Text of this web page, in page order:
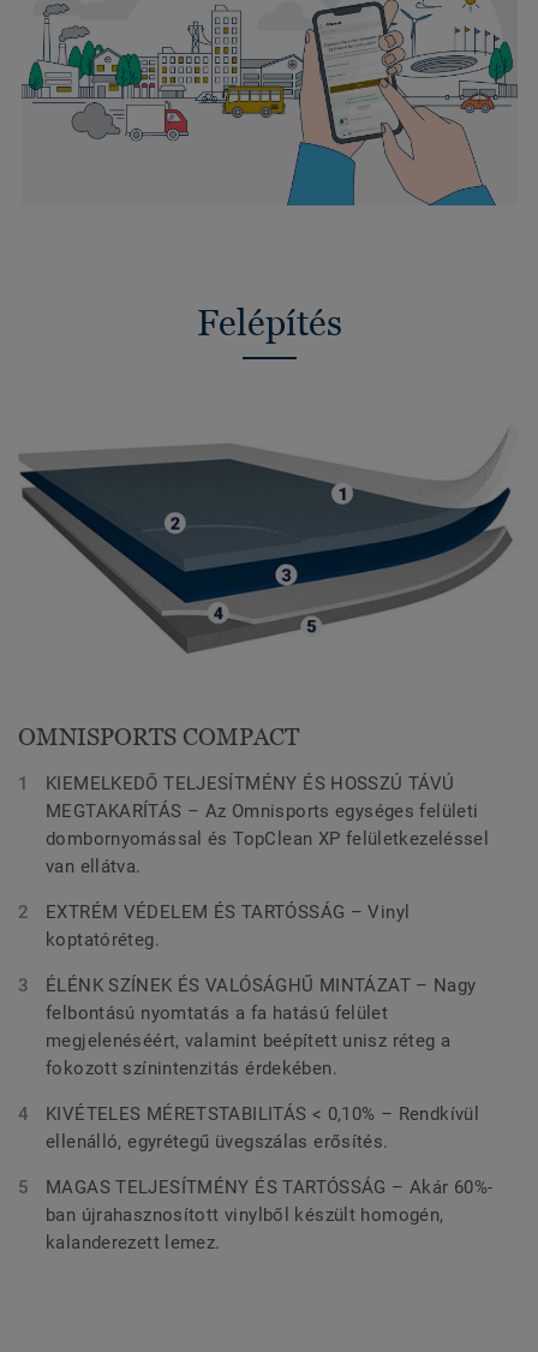
Felépítés
OMNISPORTS COMPACT
KIEMELKEDŐ TELJESÍTMÉNY ÉS HOSSZÚ TÁVÚ
MEGTAKARÍTÁS – Az Omnisports egységes felületi
dombornyomással és TopClean XP felületkezeléssel
van ellátva.
EXTRÉM VÉDELEM ÉS TARTÓSSÁG – Vinyl
koptatóréteg.
ÉLÉNK SZÍNEK ÉS VALÓSÁGHŰ MINTÁZAT – Nagy
felbontású nyomtatás a fa hatású felület
megjelenéséért, valamint beépített unisz réteg a
fokozott színintenzitás érdekében.
KIVÉTELES MÉRETSTABILITÁS < 0,10% – Rendkívül
ellenálló, egyrétegű üvegszálas erősítés.
MAGAS TELJESÍTMÉNY ÉS TARTÓSSÁG – Akár 60%-
ban újrahasznosított vinylből készült homogén,
kalanderezett lemez.